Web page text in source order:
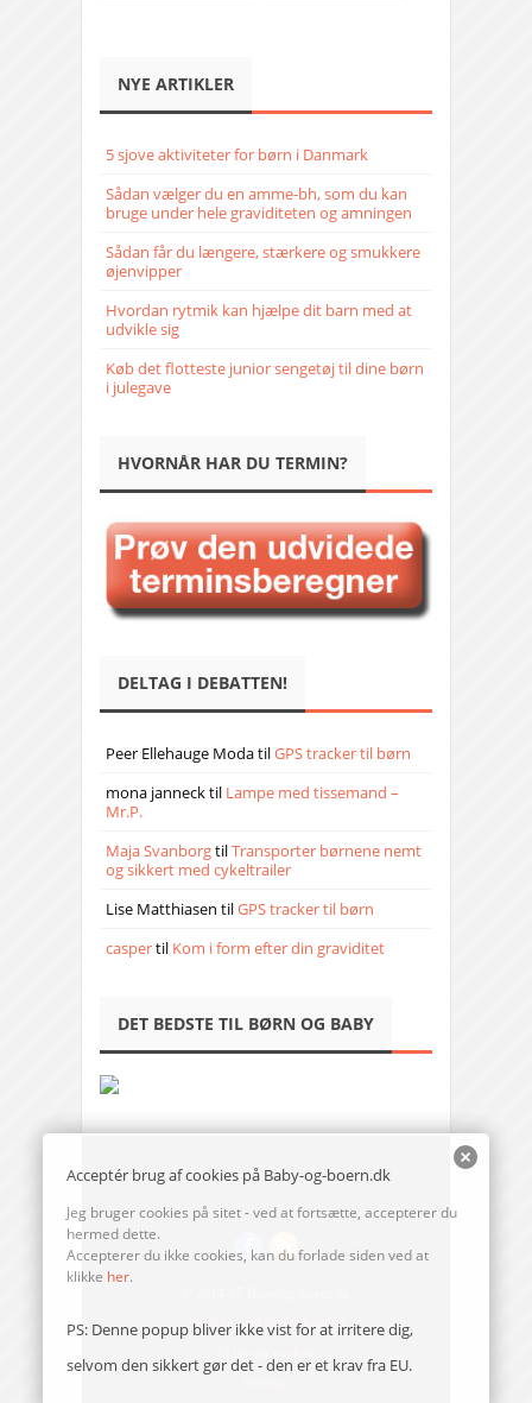
NYE ARTIKLER
5 sjove aktiviteter for børn i Danmark
Sådan vælger du en amme-bh, som du kan
bruge under hele graviditeten og amningen
Sådan får du længere, stærkere og smukkere
øjenvipper
Hvordan rytmik kan hjælpe dit barn med at
udvikle sig
Køb det flotteste junior sengetøj til dine børn
i julegave
HVORNÅR HAR DU TERMIN?
DELTAG I DEBATTEN!
Peer Ellehauge ModatilGPS tracker til børn
mona jannecktil Lampe med tissemand –
Mr.P.
Maja SvanborgtilTransporter børnene nemt
og sikkert med cykeltrailer
Lise Matthiasen tilGPS tracker til børn
caspertil Kom i form efter din graviditet
DET BEDSTE TIL BØRN OG BABY
Send en mail til redaktionen
Acceptér brug af cookies på Baby-og-boern.dk
Jeg bruger cookies på sitet - ved at fortsætte, accepterer du
hermed dette.
Accepterer du ikke cookies, kan du forlade siden ved at
klikke her.
PS: Denne popup bliver ikke vist for at irritere dig,
selvom den sikkert gør det - den er et krav fra EU.